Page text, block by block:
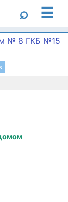
⌕ ☰
№ 8 ГКБ №15